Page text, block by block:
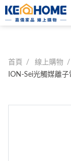
首頁 線上購物
ION-Sei光觸媒離